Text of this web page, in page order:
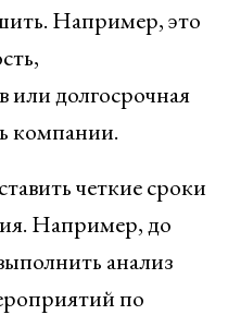
Например, это
или долгосрочная
компании.
четкие сроки
Например, до
анализ
по